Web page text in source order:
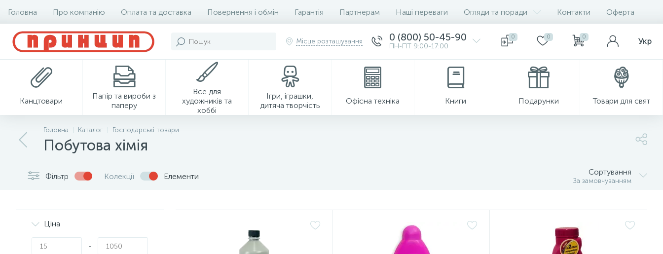
Головна Про компанію Оплата та доставка Повернення і обмін Гарантія Партнерам Наші переваги Огляди та поради Контакти Оферта
Місце розташування 0 (800) 50-45-90
ПН-ПТ 9:00-17:00
0 0 0 Укр
Канцтовари
Папір та вироби з
паперу
Все для
художників та
хоббі
Ігри, іграшки,
дитяча творчість
Офісна техніка Книги Подарунки Товари для свят
Головна Каталог Господарські товари
Побутова хімія
Фільтр Колекції Елементи Сортування
За замовчуванням
Ціна
-